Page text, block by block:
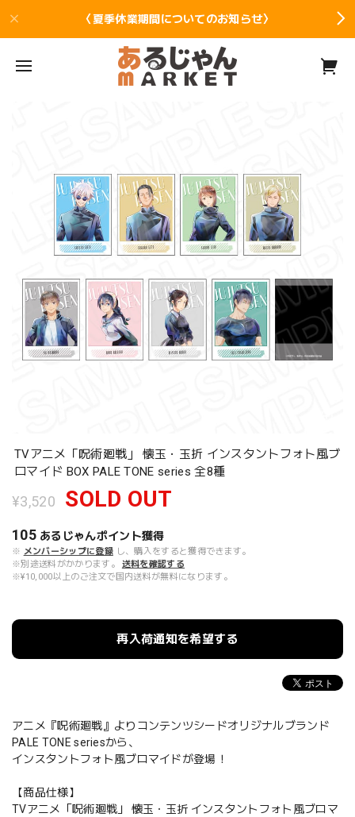
〈夏季休業期間についてのお知らせ〉
TVアニメ「呪術廻戦」 懐玉・玉折 インスタントフォト風ブ
ロマイド BOX PALE TONE series 全8種
¥3,520 SOLD OUT
105 あるじゃんポイント獲得
※ メンバーシップに登録 し、購入をすると獲得できます。
※別途送料がかかります。
送料を確認する
※¥10,000以上のご注文で国内送料が無料になります。
再入荷通知を希望する
アニメ『呪術廻戦』よりコンテンツシードオリジナルブランド
PALE TONE seriesから、
インスタントフォト風ブロマイドが登場！
【商品仕様】
TVアニメ「呪術廻戦」 懐玉・玉折 インスタントフォト風ブロマ